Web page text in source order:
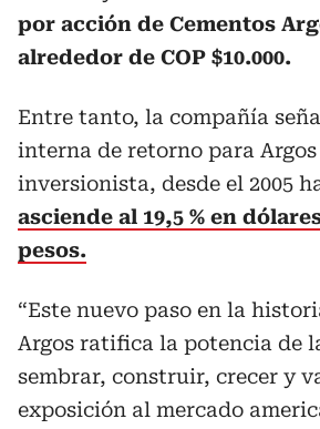
por acción de Cementos
alrededor de COP $10.000.
Entre tanto, la compañía
interna de retorno para Argos
inversionista, desde el 2005
asciende al 19,5 % en
pesos.
“Este nuevo paso en la
Argos ratifica la potencia de
sembrar, construir, crecer y
exposición al mercado